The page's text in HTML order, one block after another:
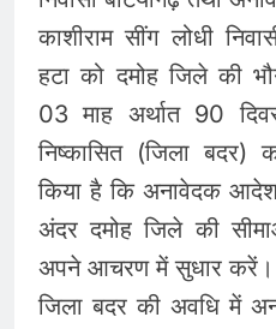
काशीराम सींग लोधी
हटा को दमोह जिले की
03 माह अर्थात 90
निष्कासित (जिला
किया है कि अनावेदक
अंदर दमोह जिले की
अपने आचरण में सुधार करें।
जिला बदर की अवधि में